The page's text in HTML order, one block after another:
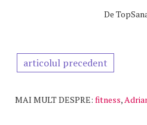
De
articolul precedent
MAI MULT DESPRE: fitness,